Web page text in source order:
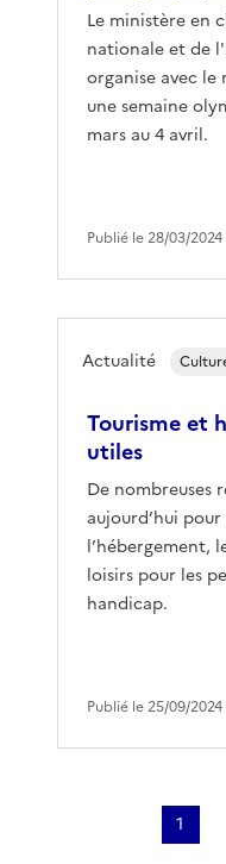
Le ministère en
nationale et de
organise avec
une semaine
mars au 4 avril.
Publié le 28/03/
Tourisme et
utiles
De nombreuses
aujourd’hui
l’hébergement,
loisirs pour les
handicap.
Actualité
Publié le 25/09/
PaginationPage
1